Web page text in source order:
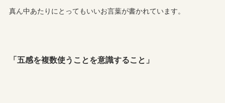
真ん中あたりにとってもいいお言葉が書かれています。
「五感を複数使うことを意識すること」